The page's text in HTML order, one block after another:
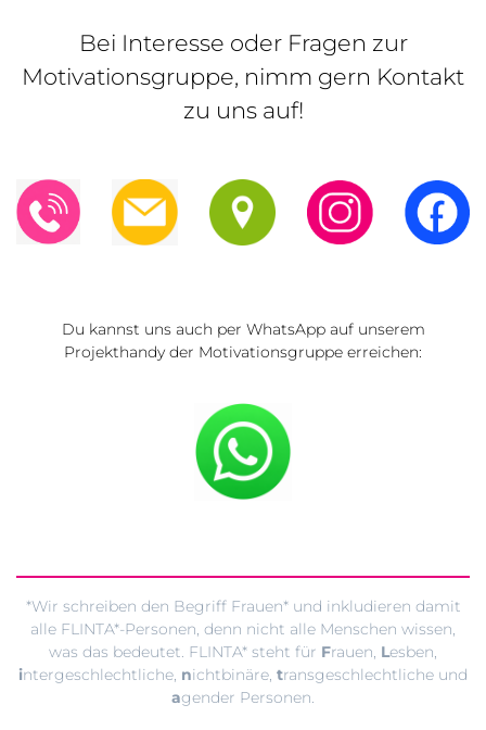
Bei Interesse oder Fragen zur
Motivationsgruppe, nimm gern Kontakt
zu uns auf!
Du kannst uns auch per WhatsApp auf unserem
Projekthandy der Motivationsgruppe erreichen:
*Wir schreiben den Begriff Frauen* und inkludieren damit
alle FLINTA*-Personen, denn nicht alle Menschen wissen,
was das bedeutet. FLINTA* steht für Frauen, Lesben,
intergeschlechtliche, nichtbinäre, transgeschlechtliche und
agender Personen.